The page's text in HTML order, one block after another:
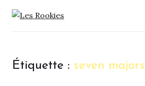
LES ROOKIES
Étiquette : seven majors